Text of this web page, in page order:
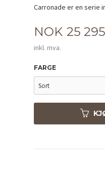
Carronade er en serie
Pris
NOK 25
inkl. mva.
FARGE